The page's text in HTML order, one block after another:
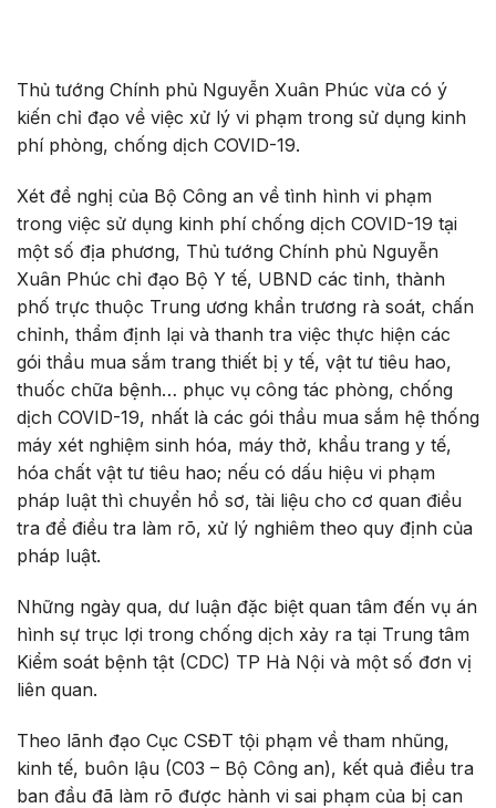
Thủ tướng Chính phủ Nguyễn Xuân Phúc vừa có ý
kiến chỉ đạo về việc xử lý vi phạm trong sử dụng kinh
phí phòng, chống dịch COVID-19.
Xét đề nghị của Bộ Công an về tình hình vi phạm
trong việc sử dụng kinh phí chống dịch COVID-19 tại
một số địa phương, Thủ tướng Chính phủ Nguyễn
Xuân Phúc chỉ đạo Bộ Y tế, UBND các tỉnh, thành
phố trực thuộc Trung ương khẩn trương rà soát, chấn
chỉnh, thẩm định lại và thanh tra việc thực hiện các
gói thầu mua sắm trang thiết bị y tế, vật tư tiêu hao,
thuốc chữa bệnh… phục vụ công tác phòng, chống
dịch COVID-19, nhất là các gói thầu mua sắm hệ thống
máy xét nghiệm sinh hóa, máy thở, khẩu trang y tế,
hóa chất vật tư tiêu hao; nếu có dấu hiệu vi phạm
pháp luật thì chuyển hồ sơ, tài liệu cho cơ quan điều
tra để điều tra làm rõ, xử lý nghiêm theo quy định của
pháp luật.
Những ngày qua, dư luận đặc biệt quan tâm đến vụ án
hình sự trục lợi trong chống dịch xảy ra tại Trung tâm
Kiểm soát bệnh tật (CDC) TP Hà Nội và một số đơn vị
liên quan.
Theo lãnh đạo Cục CSĐT tội phạm về tham nhũng,
kinh tế, buôn lậu (C03 – Bộ Công an), kết quả điều tra
ban đầu đã làm rõ được hành vi sai phạm của bị can